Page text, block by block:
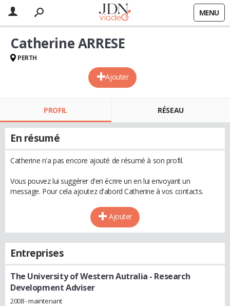
MENU
Ajouter
Catherine ARRESE
PERTH
PROFIL RÉSEAU
En résumé
Catherine n'a pas encore ajouté de résumé à son profil.
Vous pouvez lui suggérer d'en écrire un en lui envoyant un
message. Pour cela ajoutez d'abord Catherine à vos contacts.
Ajouter
Entreprises
The University of Western Autralia - Research
Development Adviser
2008 - maintenant